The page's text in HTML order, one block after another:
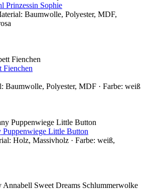
Prinzessin Sophie
Baumwolle, Polyester, MDF,
Fienchen
Baumwolle, Polyester, MDF · Farbe: weiß
Puppenwiege Little Button
Holz, Massivholz · Farbe: weiß,